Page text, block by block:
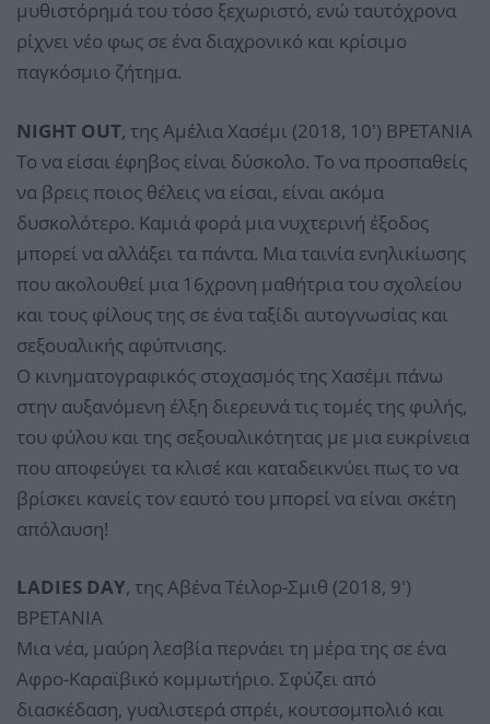
μυθιστόρημά του τόσο ξεχωριστό, ενώ ταυτόχρονα
ρίχνει νέο φως σε ένα διαχρονικό και κρίσιμο
παγκόσμιο ζήτημα.
NIGHT OUT, της Αμέλια Χασέμι (2018, 10') ΒΡΕΤΑΝΙΑ
Το να είσαι έφηβος είναι δύσκολο. Το να προσπαθείς
να βρεις ποιος θέλεις να είσαι, είναι ακόμα
δυσκολότερο. Καμιά φορά μια νυχτερινή έξοδος
μπορεί να αλλάξει τα πάντα. Μια ταινία ενηλικίωσης
που ακολουθεί μια 16χρονη μαθήτρια του σχολείου
και τους φίλους της σε ένα ταξίδι αυτογνωσίας και
σεξουαλικής αφύπνισης.
Ο κινηματογραφικός στοχασμός της Χασέμι πάνω
στην αυξανόμενη έλξη διερευνά τις τομές της φυλής,
του φύλου και της σεξουαλικότητας με μια ευκρίνεια
που αποφεύγει τα κλισέ και καταδεικνύει πως το να
βρίσκει κανείς τον εαυτό του μπορεί να είναι σκέτη
απόλαυση!
LADIES DAY, της Αβένα Τέιλορ-Σμιθ (2018, 9')
ΒΡΕΤΑΝΙΑ
Μια νέα, μαύρη λεσβία περνάει τη μέρα της σε ένα
Αφρο-Καραϊβικό κομμωτήριο. Σφύζει από
διασκέδαση, γυαλιστερά σπρέι, κουτσομπολιό και